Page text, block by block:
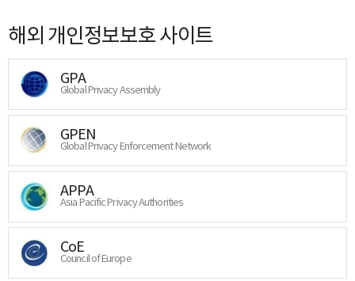
해외 개인정보보호 사이트
GPA
Global Privacy Assembly
GPEN
Global Privacy Enforcement Network
APPA
Asia Pacific Privacy Authorities
CoE
Council of Europe